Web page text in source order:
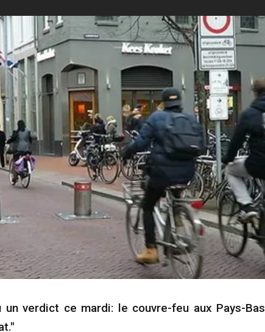
verdict ce mardi: le couvre-feu aux Pays-Bas